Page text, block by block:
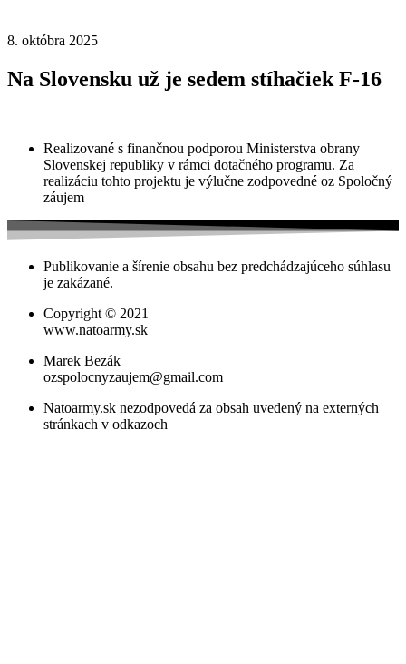
8. októbra 2025
Na Slovensku už je sedem stíhačiek F-16
Realizované s finančnou podporou Ministerstva obrany
Slovenskej republiky v rámci dotačného programu. Za
realizáciu tohto projektu je výlučne zodpovedné oz Spoločný
záujem
Publikovanie a šírenie obsahu bez predchádzajúceho súhlasu
je zakázané.
Copyright © 2021
www.natoarmy.sk
Marek Bezák
ozspolocnyzaujem@gmail.com
Natoarmy.sk nezodpovedá za obsah uvedený na externých
stránkach v odkazoch